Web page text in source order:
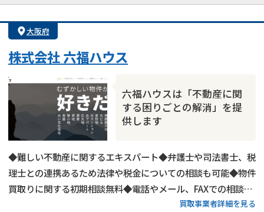
大阪府
株式会社 六福ハウス
六福ハウスは「不動産に関
する困りごとの解消」を提
供します
◆難しい不動産に関するエキスパート◆弁護士や司法書士、税
理士との連携あるため法律や税金についての相談も可能◆物件
買取りに関する初期相談無料◆電話やメール、FAXでの相談可
買取事業者詳細を見る